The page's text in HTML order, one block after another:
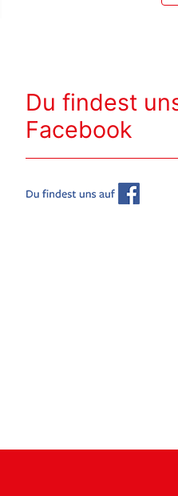
Du findest
Facebook